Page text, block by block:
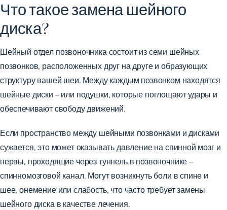
Что такое замена шейного
диска?
Шейный отдел позвоночника состоит из семи шейных
позвонков, расположенных друг на друге и образующих
структуру вашей шеи. Между каждым позвонком находятся
шейные диски – или подушки, которые поглощают удары и
обеспечивают свободу движений.
Если пространство между шейными позвонками и дисками
сужается, это может оказывать давление на спинной мозг и
нервы, проходящие через туннель в позвоночнике –
спинномозговой канал. Могут возникнуть боли в спине и
шее, онемение или слабость, что часто требует замены
шейного диска в качестве лечения.